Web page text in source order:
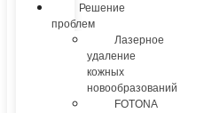
Решение
проблем
Лазерное
удаление
кожных
новообразований
FOTONA